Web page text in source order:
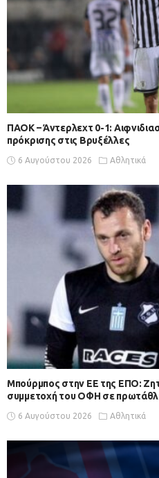
ΠΑΟΚ – Άντερλεχτ 0-1:
πρόκρισης στις Βρυξέλλες
6 Αυγούστου 2026 Αθλητικά
Μπούρμπος στην ΕΕ της ΕΠΟ:
συμμετοχή του ΟΦΗ σε
6 Αυγούστου 2026 Αθλητικά